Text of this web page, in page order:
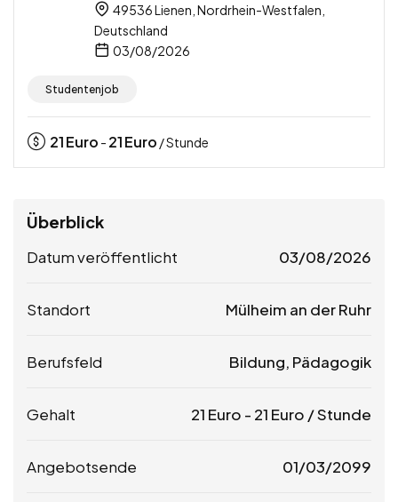
49536 Lienen, Nordrhein-Westfalen,
Deutschland
03/08/2026
Studentenjob
21Euro - 21Euro / Stunde
Überblick
Datum veröffentlicht 03/08/2026
Standort Mülheim an der Ruhr
Berufsfeld Bildung, Pädagogik
Gehalt 21 Euro - 21 Euro / Stunde
Angebotsende 01/03/2099